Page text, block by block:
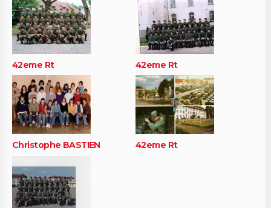
42eme Rt 42eme Rt
Christophe BASTIEN 42eme Rt